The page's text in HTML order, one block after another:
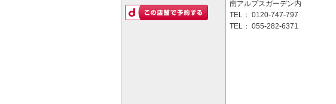
南アルプスガーデン内
TEL： 0120-747-797
TEL： 055-282-6371